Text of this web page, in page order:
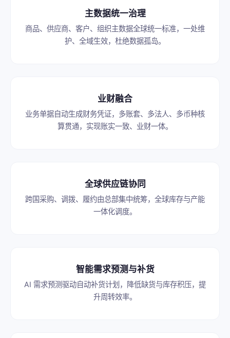
主数据统一治理
商品、供应商、客户、组织主数据全球统一标准，一处维
护、全域生效，杜绝数据孤岛。
业财融合
业务单据自动生成财务凭证，多账套、多法人、多币种核
算贯通，实现账实一致、业财一体。
全球供应链协同
跨国采购、调拨、履约由总部集中统筹，全球库存与产能
一体化调度。
智能需求预测与补货
AI 需求预测驱动自动补货计划，降低缺货与库存积压，提
升周转效率。